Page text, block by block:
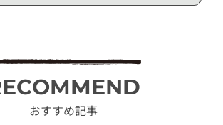
おすすめ記事